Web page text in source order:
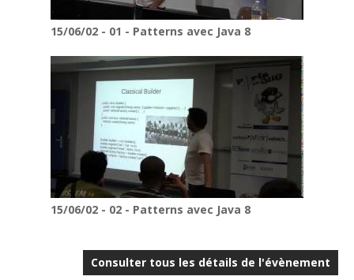
15/06/02 - 01 - Patterns avec Java 8
15/06/02 - 02 - Patterns avec Java 8
Consulter tous les détails de l'évènement